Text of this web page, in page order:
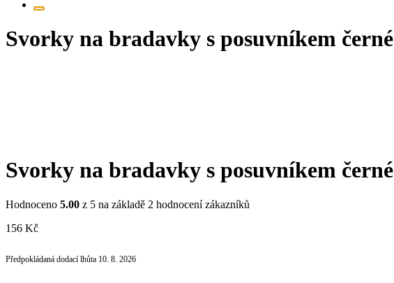
Svorky na bradavky s posuvníkem černé
Svorky na bradavky s posuvníkem černé
Hodnoceno 5.00 z 5 na základě 2 hodnocení zákazníků
156 Kč
Předpokládaná dodací lhůta 10. 8. 2026